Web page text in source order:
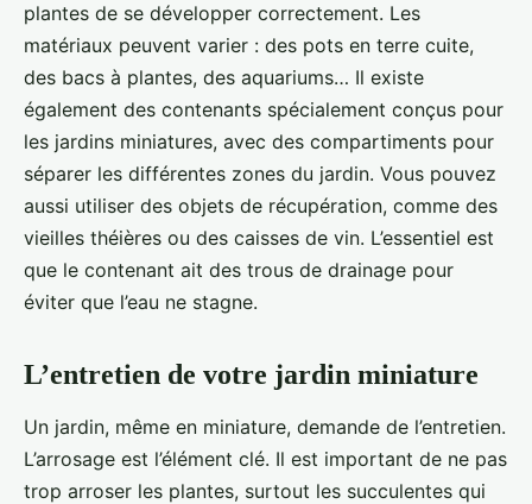
plantes de se développer correctement. Les
matériaux peuvent varier : des pots en terre cuite,
des bacs à plantes, des aquariums… Il existe
également des contenants spécialement conçus pour
les jardins miniatures, avec des compartiments pour
séparer les différentes zones du jardin. Vous pouvez
aussi utiliser des objets de récupération, comme des
vieilles théières ou des caisses de vin. L’essentiel est
que le contenant ait des trous de drainage pour
éviter que l’eau ne stagne.
L’entretien de votre jardin miniature
Un jardin, même en miniature, demande de l’entretien.
L’arrosage est l’élément clé. Il est important de ne pas
trop arroser les plantes, surtout les succulentes qui